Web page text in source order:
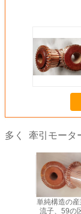
多く 牽引モータ
単純構造の
流子、59の